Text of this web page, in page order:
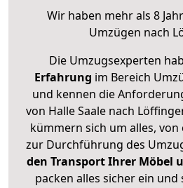
Wir haben mehr als 8
Umzügen nach
Die Umzugsexperten
Erfahrung im Bereich
und kennen die
von Halle Saale nach
kümmern sich um alles,
zur Durchführung des
den Transport Ihrer Möbel
packen alles sicher ein und